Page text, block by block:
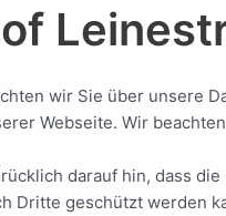
wir Sie über unsere
Webseite. Wir
darauf hin, dass
Dritte geschützt werden